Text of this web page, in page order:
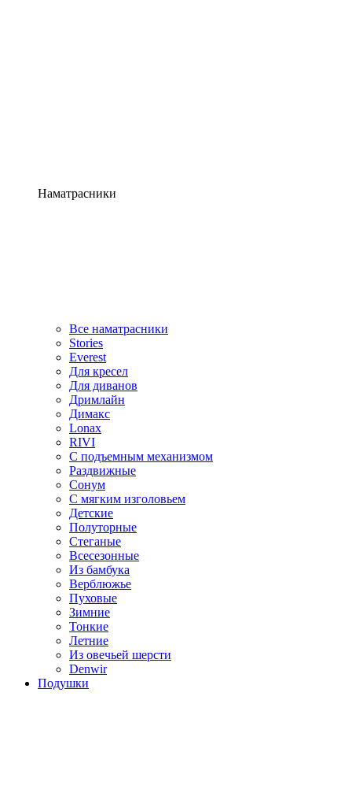
Наматрасники
Все наматрасники
Stories
Everest
Для кресел
Для диванов
Дримлайн
Димакс
Lonax
RIVI
С подъемным механизмом
Раздвижные
Сонум
С мягким изголовьем
Детские
Полуторные
Стеганые
Всесезонные
Из бамбука
Верблюжье
Пуховые
Зимние
Тонкие
Летние
Из овечьей шерсти
Denwir
Подушки